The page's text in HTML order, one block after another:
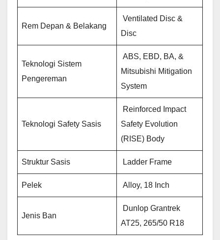
Rem Depan & Belakang
Ventilated Disc &
Disc
Teknologi Sistem
Pengereman
ABS, EBD, BA, &
Mitsubishi Mitigation
System
Teknologi Safety Sasis
Reinforced Impact
Safety Evolution
(RISE) Body
Struktur Sasis Ladder Frame
Pelek Alloy, 18 Inch
Jenis Ban
Dunlop Grantrek
AT25, 265/50 R18